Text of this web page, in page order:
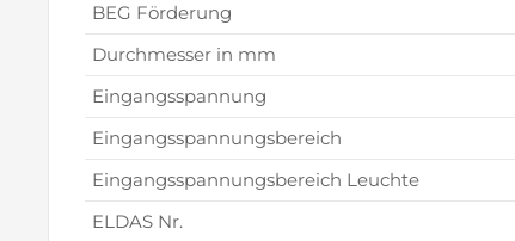
BEG Förderung
Durchmesser in mm
Eingangsspannung
Eingangsspannungsbereich
Eingangsspannungsbereich Leuchte
ELDAS Nr.